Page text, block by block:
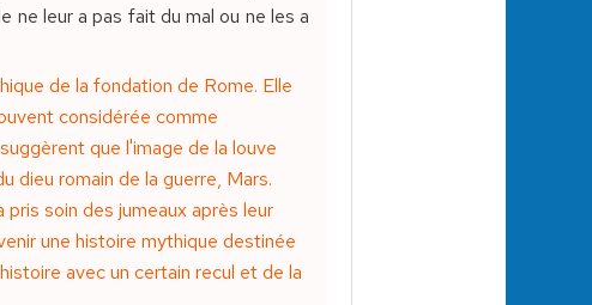
ne leur a pas fait du mal ou ne les a
de la fondation de Rome. Elle
considérée comme
que l'image de la louve
dieu romain de la guerre, Mars.
soin des jumeaux après leur
une histoire mythique destinée
avec un certain recul et de la